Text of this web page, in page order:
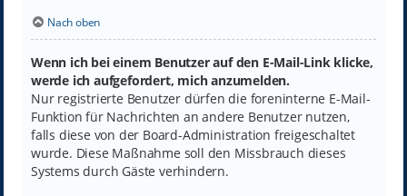
Nach oben
Wenn ich bei einem Benutzer auf den E-Mail-Link klicke,
werde ich aufgefordert, mich anzumelden.
Nur registrierte Benutzer dürfen die foreninterne E-Mail-
Funktion für Nachrichten an andere Benutzer nutzen,
falls diese von der Board-Administration freigeschaltet
wurde. Diese Maßnahme soll den Missbrauch dieses
Systems durch Gäste verhindern.